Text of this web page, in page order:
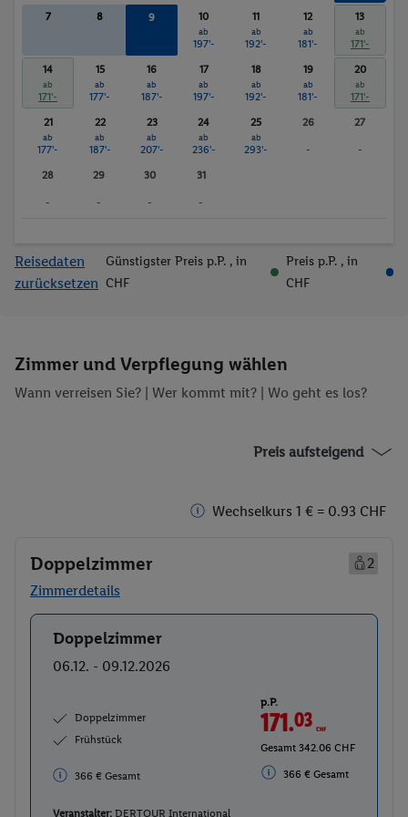
7 8 9 10
ab
197'-
11
ab
192'-
12
ab
181'-
13
ab
171'-
14
ab
171'-
15
ab
177'-
16
ab
187'-
17
ab
197'-
18
ab
192'-
19
ab
181'-
20
ab
171'-
21
ab
177'-
22
ab
187'-
23
ab
207'-
24
ab
236'-
25
ab
293'-
26
-
27
-
28
-
29
-
30
-
31
-
Reisedaten
zurücksetzen
Günstigster Preis p.P. , in
CHF
Preis p.P., in
CHF
Zimmer und Verpflegung wählen
Wann verreisen Sie? | Wer kommt mit? | Wo geht es los?
Preis aufsteigend
Wechselkurs 1 € = 0.93 CHF
Doppelzimmer
2
Zimmerdetails
Buchen
Doppelzimmer
06.12. - 09.12.2026
Doppelzimmer
Frühstück
366 € Gesamt
p.P.
171.03CHF
Gesamt 342.06 CHF
366 € Gesamt
Veranstalter: DERTOUR International